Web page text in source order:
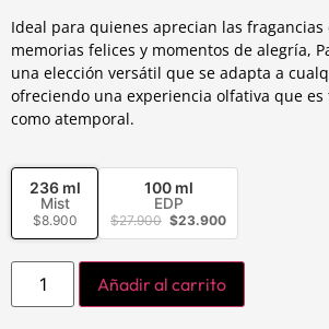
Ideal para quienes aprecian las fragancias
memorias felices y momentos de alegría,
una elección versátil que se adapta a
ofreciendo una experiencia olfativa que
como atemporal.
236 ml
Mist
$8.900
100 ml
EDP
$27.900 $23.900
Añadir al carrito